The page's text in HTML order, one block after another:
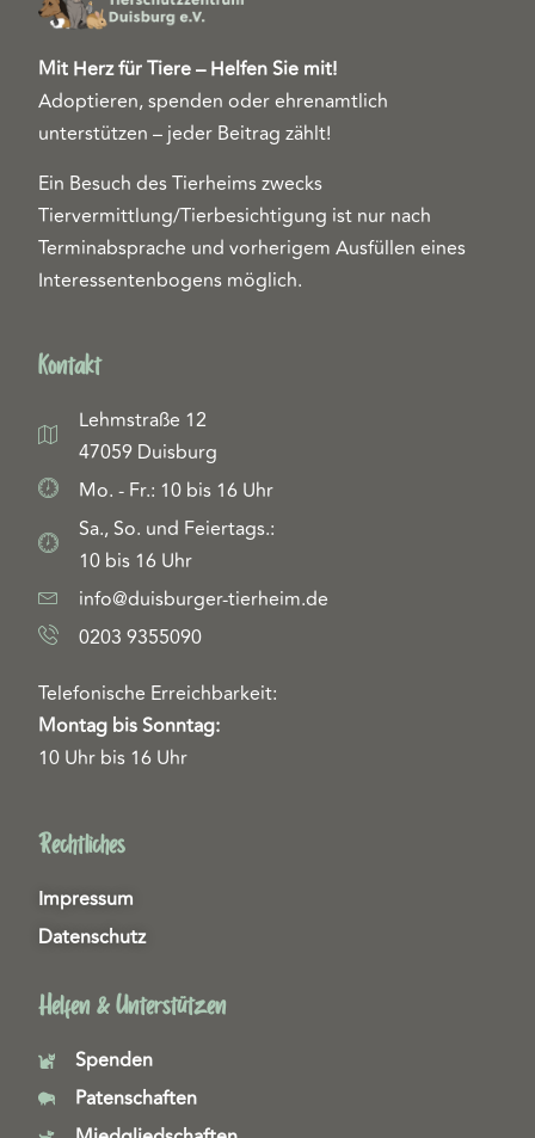
Mit Herz für Tiere – Helfen Sie mit!
Adoptieren, spenden oder ehrenamtlich
unterstützen – jeder Beitrag zählt!
Ein Besuch des Tierheims zwecks
Tiervermittlung/Tierbesichtigung ist nur nach
Terminabsprache und vorherigem Ausfüllen eines
Interessentenbogens möglich.
Kontakt
Lehmstraße 12
47059 Duisburg
Mo. - Fr.: 10 bis 16 Uhr
Sa., So. und Feiertags.:
10 bis 16 Uhr
info@duisburger-tierheim.de
0203 9355090
Telefonische Erreichbarkeit:
Montag bis Sonntag:
10 Uhr bis 16 Uhr
Rechtliches
Impressum
Datenschutz
Helfen & Unterstützen
Spenden
Patenschaften